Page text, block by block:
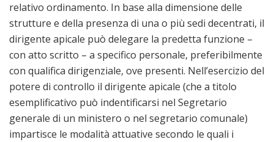
relativo ordinamento. In base alla dimensione delle
strutture e della presenza di una o più sedi decentrati, il
dirigente apicale può delegare la predetta funzione –
con atto scritto – a specifico personale, preferibilmente
con qualifica dirigenziale, ove presenti. Nell’esercizio del
potere di controllo il dirigente apicale (che a titolo
esemplificativo può indentificarsi nel Segretario
generale di un ministero o nel segretario comunale)
impartisce le modalità attuative secondo le quali i